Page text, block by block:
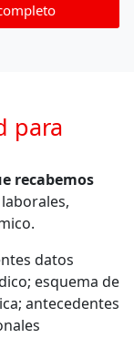
para
recabemos
datos
esquema de
antecedentes